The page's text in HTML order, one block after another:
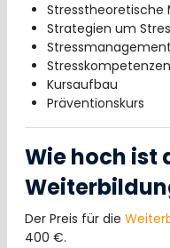
Stresstheoretische
Strategien um
Stressmanagement
Kursaufbau
Präventionskurs
Wie hoch ist
Der Preis für die
400 €.